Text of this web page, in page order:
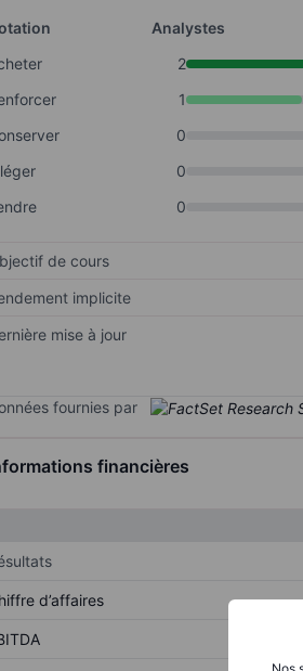
Nos
Analystes
2
1
0
0
0
de cours
implicite
mise à jour
fournies par
financières
d’affaires